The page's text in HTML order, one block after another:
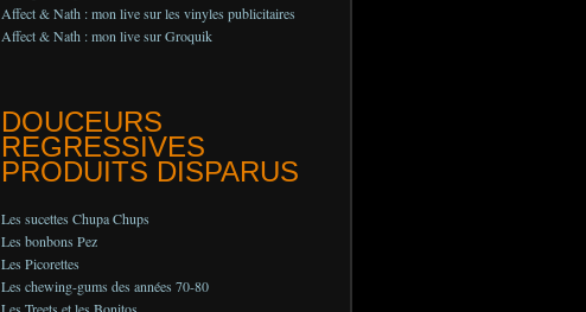
Affect & Nath : mon live sur les vinyles publicitaires
Affect & Nath : mon live sur Groquik
DOUCEURS
REGRESSIVES
PRODUITS DISPARUS
Les sucettes Chupa Chups
Les bonbons Pez
Les Picorettes
Les chewing-gums des années 70-80